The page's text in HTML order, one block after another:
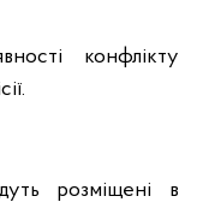
конфлікту
розміщені в